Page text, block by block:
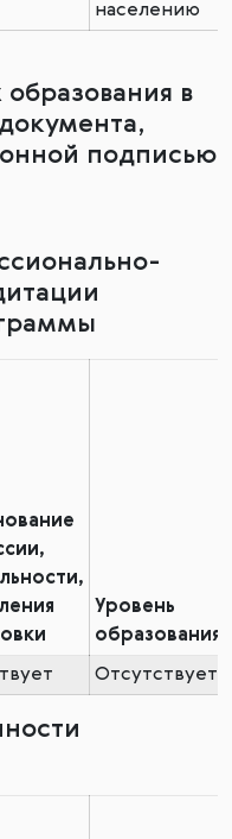
населению
в
подписью
Уровень
образования
Отсутствует